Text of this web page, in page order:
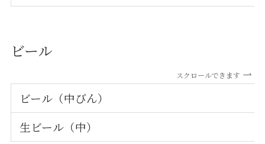
ビール
スクロールできます
ビール（中びん）
生ビール（中）